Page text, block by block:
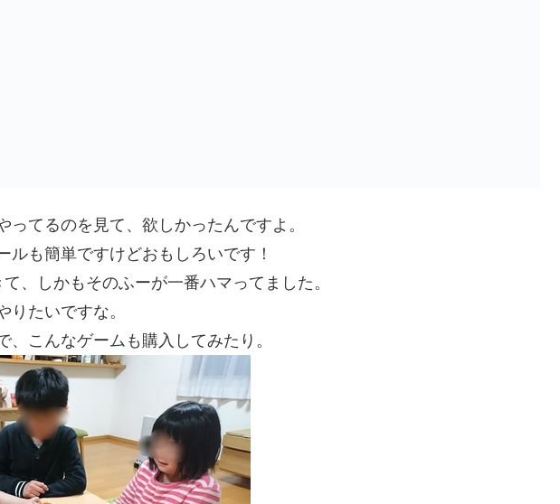
ってるのを見て、欲しかったんですよ。
ルも簡単ですけどおもしろいです！
、しかもそのふーが一番ハマってました。
りたいですな。
、こんなゲームも購入してみたり。